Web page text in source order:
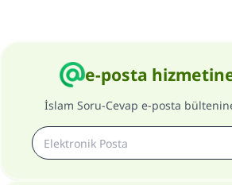
e-posta
İslam Soru-Cevap e-posta